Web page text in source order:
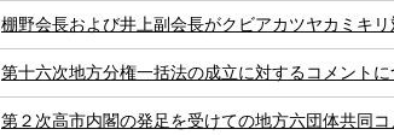
棚野会長および井上副会長がクビアカツヤカミキ
第十六次地方分権一括法の成立に対するコメントに
第２次高市内閣の発足を受けての地方六団体共同